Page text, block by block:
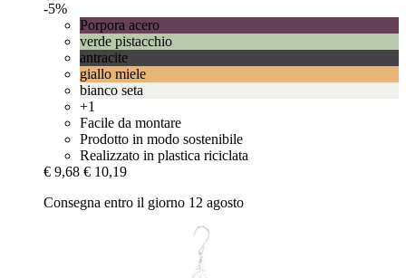
-5%
Porpora acero
verde pistacchio
antracite
giallo miele
bianco seta
+1
Facile da montare
Prodotto in modo sostenibile
Realizzato in plastica riciclata
€ 9,68 € 10,19
Consegna entro il giorno 12 agosto